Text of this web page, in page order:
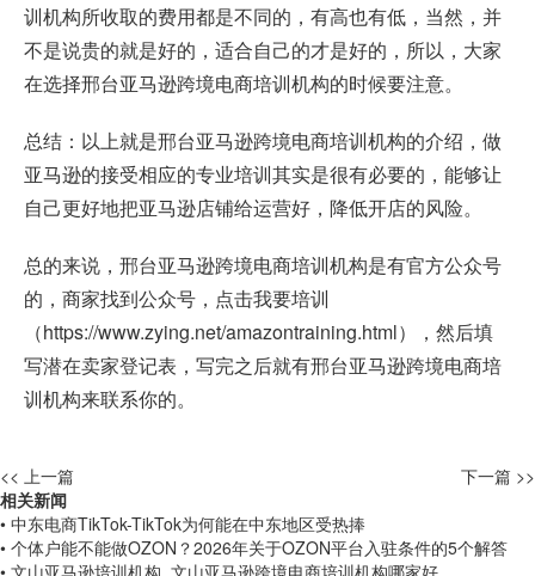
训机构所收取的费用都是不同的，有高也有低，当然，并
不是说贵的就是好的，适合自己的才是好的，所以，大家
在选择邢台亚马逊跨境电商培训机构的时候要注意。
总结：以上就是邢台亚马逊跨境电商培训机构的介绍，做
亚马逊的接受相应的专业培训其实是很有必要的，能够让
自己更好地把亚马逊店铺给运营好，降低开店的风险。
总的来说，邢台亚马逊跨境电商培训机构是有官方公众号
的，商家找到公众号，点击我要培训
（https://www.zying.net/amazontraining.html），然后填
写潜在卖家登记表，写完之后就有邢台亚马逊跨境电商培
训机构来联系你的。
<< 上一篇
下一篇 >>
相关新闻
• 中东电商TikTok-TikTok为何能在中东地区受热捧
• 个体户能不能做OZON？2026年关于OZON平台入驻条件的5个解答
• 文山亚马逊培训机构_文山亚马逊跨境电商培训机构哪家好